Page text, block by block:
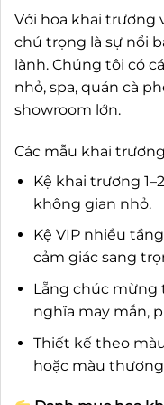
Với hoa khai trương
chú trọng là sự nổi
lành. Chúng tôi có
nhỏ, spa, quán cà
showroom lớn.
Các mẫu khai
Kệ khai trương
không gian nhỏ.
Kệ VIP nhiều
cảm giác sang
Lẵng chúc mừng
nghĩa may mắn,
Thiết kế theo
hoặc màu